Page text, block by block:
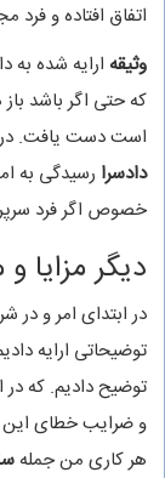
اتفاق افتاده و
وثیقه ارایه شده به
که حتی اگر باشد
است دست یافت. در
دادسرا رسیدگی به
خصوص اگر فرد
دیگر مزایا
در ابتدای امر و در
توضیحاتی ارایه
توضیح دادیم. که
و ضرایب خطای این
هر کاری من جمله